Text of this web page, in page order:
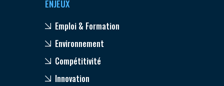
ENJEUX
Emploi & Formation
Environnement
Compétitivité
Innovation